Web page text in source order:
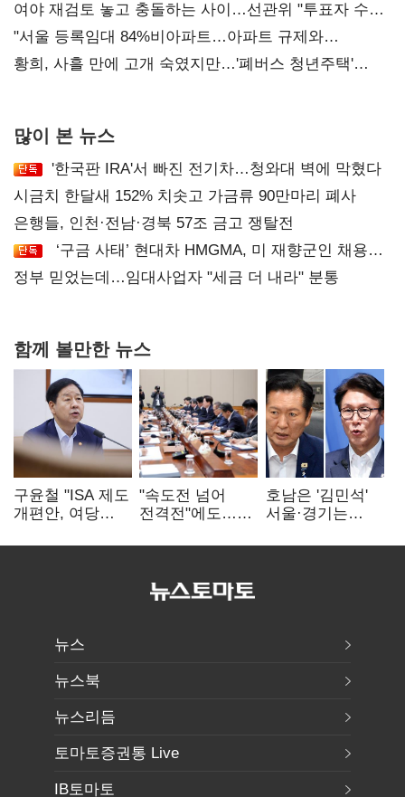
'안갯속'
여야 재검토 놓고 충돌하는 사이…선관위 "투표자 수
오차 당연"
"서울 등록임대 84%비아파트…아파트 규제와
달리해야"
황희, 사흘 만에 고개 숙였지만…'폐버스 청년주택'
많이 본 뉴스
'한국판 IRA'서 빠진 전기차…청와대 벽에 막혔다
시금치 한달새 152% 치솟고 가금류 90만마리 폐사
은행들, 인천·전남·경북 57조 금고 쟁탈전
‘구금 사태’ 현대차 HMGMA, 미 재향군인 채용
확대로 분위기 반전
정부 믿었는데…임대사업자 "세금 더 내라" 분통
함께 볼만한 뉴스
구윤철 "ISA 제도
개편안, 여당
제도 보완 적극
"속도전 넘어
전격전"에도…
주 52시간까지
호남은 '김민석'
서울·경기는
승자는 '안갯속'
뉴스
뉴스북
뉴스리듬
토마토증권통 Live
IB토마토